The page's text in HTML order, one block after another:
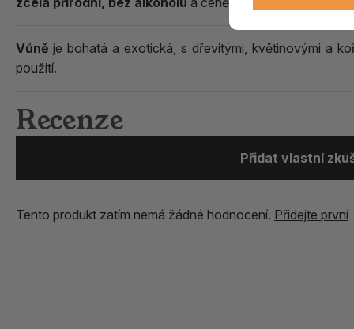
Vůně je bohatá a exotická, s dřevitými, květinovými a
použití.
Recenze
Přidat vlastní
Tento produkt zatím nemá žádné hodnocení. Přidejte první